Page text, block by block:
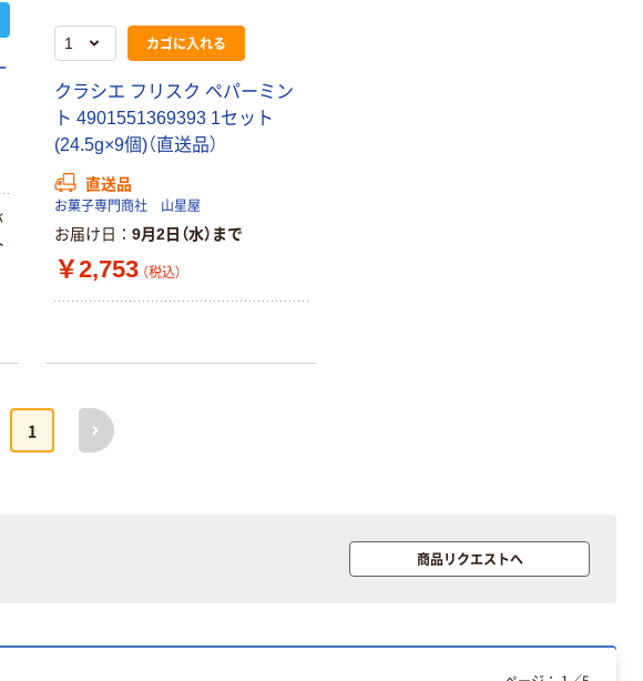
カゴに入れる
クラシエ フリスク ペパーミン
ト 4901551369393 1セット
(24.5g×9個)（直送品）
直送品
お菓子専門商社 山星屋
お届け日 9月2日（水）まで
￥2,753 （税込）
1
次へ
商品リクエストへ